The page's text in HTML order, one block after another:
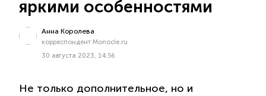
яркими особенностями
Анна Королева
корреспондент Monocle.ru
30 августа 2023, 14:56
Не только дополнительное, но и